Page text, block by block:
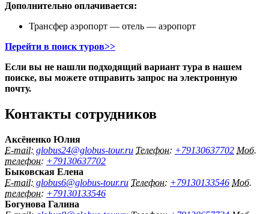
Дополнительно оплачивается:
Трансфер аэропорт — отель — аэропорт
Перейти в поиск туров>>
Если вы не нашли подходящий вариант тура в нашем
поиске, вы можете отправить запрос на электронную
почту.
Контакты сотрудников
Аксёненко Юлия
E-mail: globus24@globus-tour.ru Телефон: +79130637702 Моб.
телефон: +79130637702
Быковская Елена
E-mail: globus6@globus-tour.ru Телефон: +79130133546 Моб.
телефон: +79130133546
Богунова Галина